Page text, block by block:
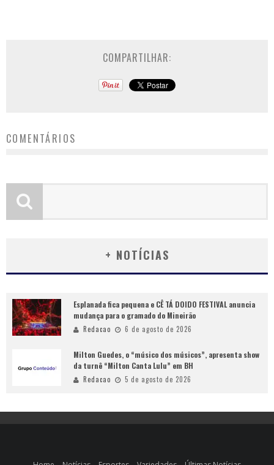
COMPARTILHAR:
COMENTÁRIOS
+ NOTÍCIAS
Esplanada fica pequena e CÊ TÁ DOIDO FESTIVAL anuncia
mudança para o gramado do Mineirão
Redacao 6 de agosto de 2026
Milton Guedes, o “músico dos músicos”, apresenta show
da turnê “Milton Canta Lulu” em BH
Redacao 5 de agosto de 2026